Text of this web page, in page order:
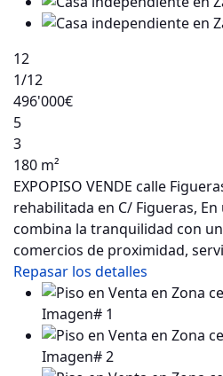
12
1/12
496'000€
5
3
180 m²
EXPOPISO VENDE calle
rehabilitada en C/ Figueras,
combina la tranquilidad con
comercios de proximidad,
Repasar los detalles